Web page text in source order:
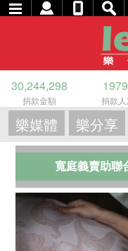
30,244,298
捐款金額 捐款
樂媒體 樂分享
寬庭義賣助聯